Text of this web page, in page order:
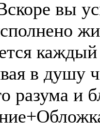
вы
в душу
разума и